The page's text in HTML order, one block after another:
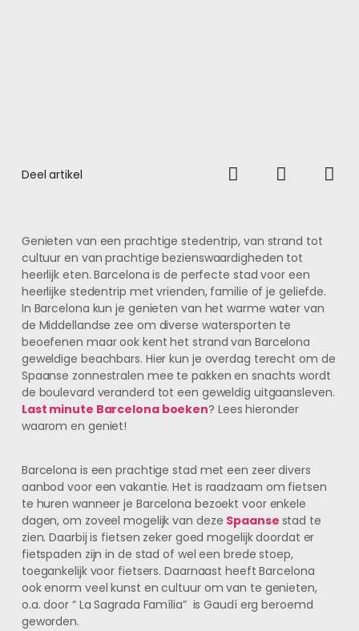
Deel artikel
Genieten van een prachtige stedentrip, van strand tot
cultuur en van prachtige bezienswaardigheden tot
heerlijk eten. Barcelona is de perfecte stad voor een
heerlijke stedentrip met vrienden, familie of je geliefde.
In Barcelona kun je genieten van het warme water van
de Middellandse zee om diverse watersporten te
beoefenen maar ook kent het strand van Barcelona
geweldige beachbars. Hier kun je overdag terecht om de
Spaanse zonnestralen mee te pakken en snachts wordt
de boulevard veranderd tot een geweldig uitgaansleven.
Last minute Barcelona boeken? Lees hieronder
waarom en geniet!
Barcelona is een prachtige stad met een zeer divers
aanbod voor een vakantie. Het is raadzaam om fietsen
te huren wanneer je Barcelona bezoekt voor enkele
dagen, om zoveel mogelijk van deze Spaanse stad te
zien. Daarbij is fietsen zeker goed mogelijk doordat er
fietspaden zijn in de stad of wel een brede stoep,
toegankelijk voor fietsers. Daarnaast heeft Barcelona
ook enorm veel kunst en cultuur om van te genieten,
o.a. door “ La Sagrada Família” is Gaudí erg beroemd
geworden.